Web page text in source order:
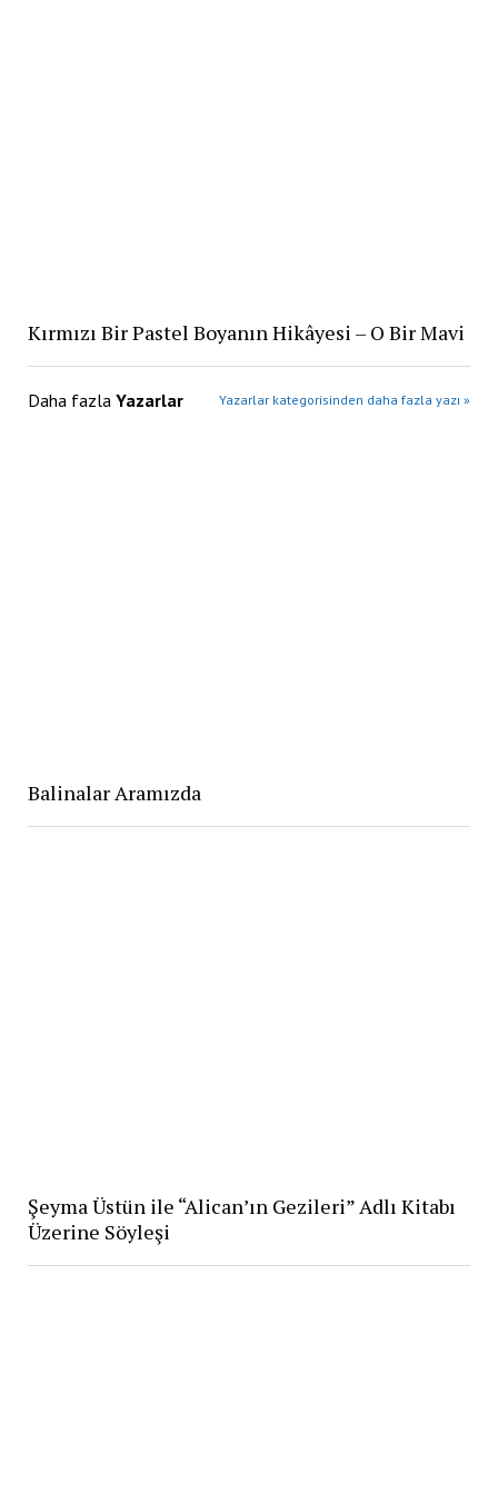
Kırmızı Bir Pastel Boyanın Hikâyesi – O Bir Mavi
Daha fazla Yazarlar Yazarlar kategorisinden daha fazla yazı »
Balinalar Aramızda
Şeyma Üstün ile “Alican’ın Gezileri” Adlı Kitabı
Üzerine Söyleşi